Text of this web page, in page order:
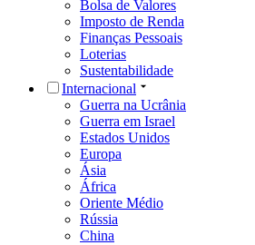
Bolsa de Valores
Imposto de Renda
Finanças Pessoais
Loterias
Sustentabilidade
Internacional
Guerra na Ucrânia
Guerra em Israel
Estados Unidos
Europa
Ásia
África
Oriente Médio
Rússia
China